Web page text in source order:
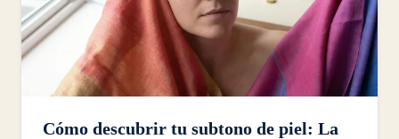
Cómo descubrir tu subtono de piel: La